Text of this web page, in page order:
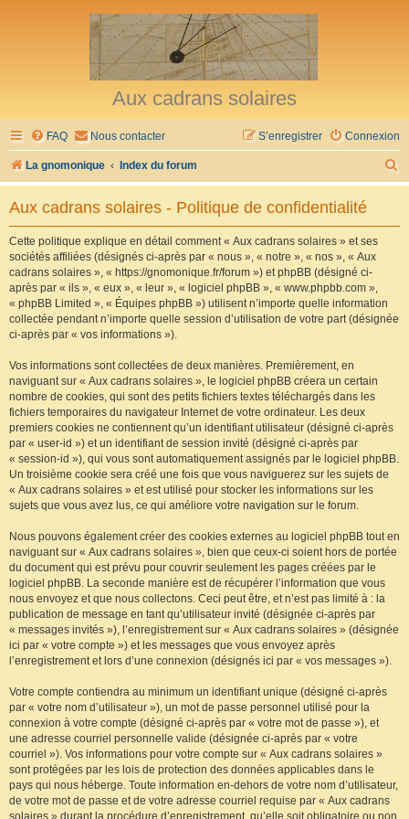
Aux cadrans solaires
FAQ Nous contacter Connexion
S’enregistrer
La gnomonique Index du forum
e
Aux cadrans solaires - Politique de confidentialité
Cette politique explique en détail comment « Aux cadrans solaires » et ses
sociétés affiliées (désignés ci-après par « nous », « notre », « nos », « Aux
cadrans solaires », « https://gnomonique.fr/forum ») et phpBB (désigné ci-
après par « ils », « eux », « leur », « logiciel phpBB », « www.phpbb.com »,
« phpBB Limited », « Équipes phpBB ») utilisent n’importe quelle information
collectée pendant n’importe quelle session d’utilisation de votre part (désignée
ci-après par « vos informations »).
Vos informations sont collectées de deux manières. Premièrement, en
naviguant sur « Aux cadrans solaires », le logiciel phpBB créera un certain
nombre de cookies, qui sont des petits fichiers textes téléchargés dans les
fichiers temporaires du navigateur Internet de votre ordinateur. Les deux
premiers cookies ne contiennent qu’un identifiant utilisateur (désigné ci-après
par « user-id ») et un identifiant de session invité (désigné ci-après par
« session-id »), qui vous sont automatiquement assignés par le logiciel phpBB.
Un troisième cookie sera créé une fois que vous naviguerez sur les sujets de
« Aux cadrans solaires » et est utilisé pour stocker les informations sur les
sujets que vous avez lus, ce qui améliore votre navigation sur le forum.
Nous pouvons également créer des cookies externes au logiciel phpBB tout en
naviguant sur « Aux cadrans solaires », bien que ceux-ci soient hors de portée
du document qui est prévu pour couvrir seulement les pages créées par le
logiciel phpBB. La seconde manière est de récupérer l’information que vous
nous envoyez et que nous collectons. Ceci peut être, et n’est pas limité à : la
publication de message en tant qu’utilisateur invité (désignée ci-après par
« messages invités »), l’enregistrement sur « Aux cadrans solaires » (désignée
ici par « votre compte ») et les messages que vous envoyez après
l’enregistrement et lors d’une connexion (désignés ici par « vos messages »).
Votre compte contiendra au minimum un identifiant unique (désigné ci-après
par « votre nom d’utilisateur »), un mot de passe personnel utilisé pour la
connexion à votre compte (désigné ci-après par « votre mot de passe »), et
une adresse courriel personnelle valide (désignée ci-après par « votre
courriel »). Vos informations pour votre compte sur « Aux cadrans solaires »
sont protégées par les lois de protection des données applicables dans le
pays qui nous héberge. Toute information en-dehors de votre nom d’utilisateur,
de votre mot de passe et de votre adresse courriel requise par « Aux cadrans